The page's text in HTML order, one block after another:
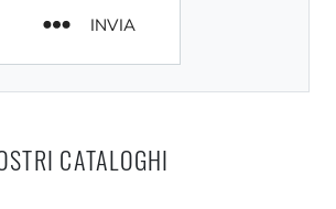
INVIA
CATALOGHI